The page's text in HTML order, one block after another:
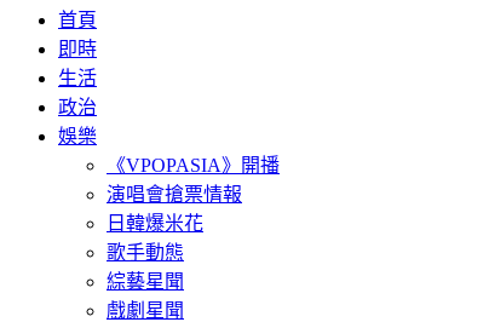
首頁
即時
生活
政治
娛樂
《VPOPASIA》開播
演唱會搶票情報
日韓爆米花
歌手動態
綜藝星聞
戲劇星聞